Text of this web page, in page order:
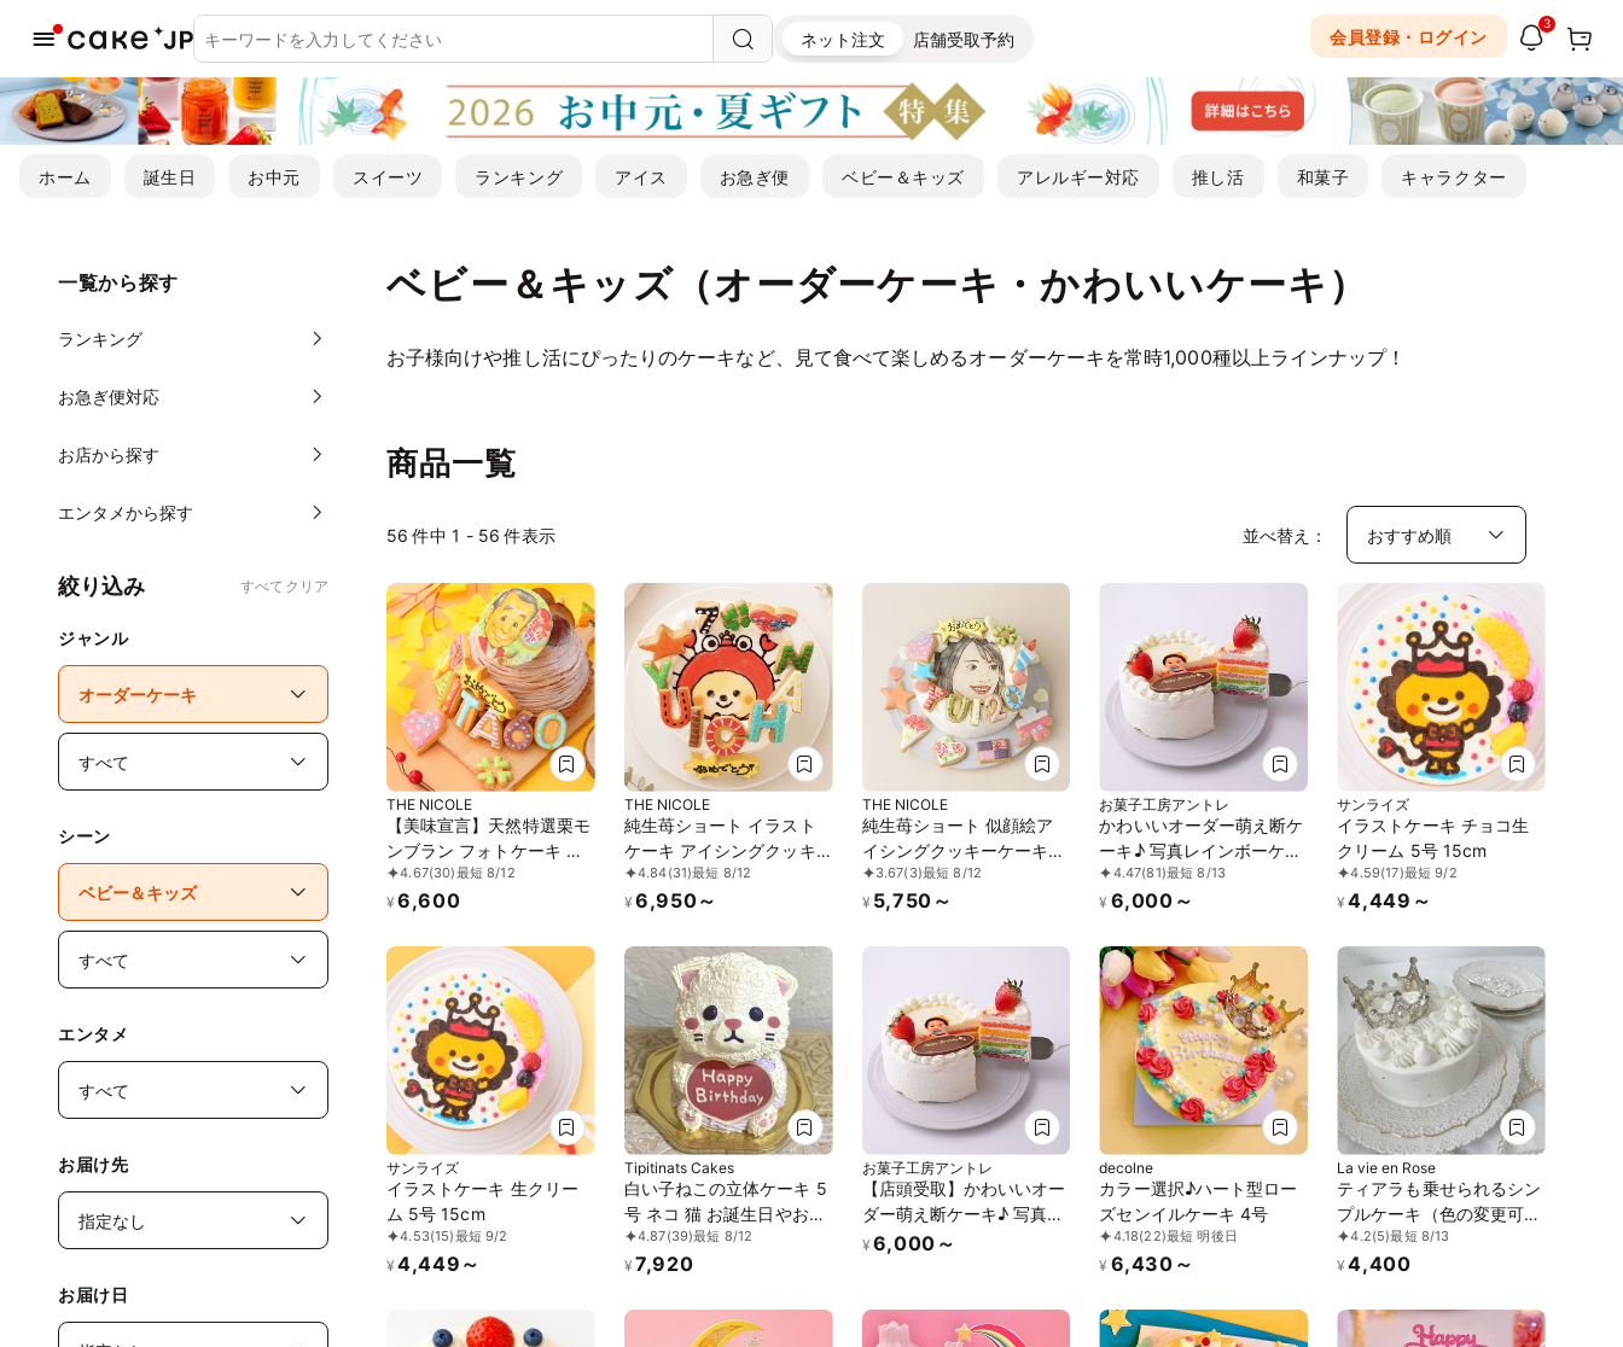
ネット注文 店舗受取予約 会員登録・ログイン
3
ホーム 誕生日 お中元 スイーツ ランキング アイス お急ぎ便 ベビー＆キッズ アレルギー対応 推し活 和菓子 キャラクター
ベビー＆キッズ（オーダーケーキ・かわいいケーキ）
お子様向けや推し活にぴったりのケーキなど、見て食べて楽しめるオーダーケーキを常時1,000種以上ラインナップ！
一覧から探す
ランキング
お急ぎ便対応
お店から探す
エンタメから探す
絞り込み すべてクリア
ジャンル
シーン
エンタメ
お届け先
お届け日
商品一覧
56 件中 1 - 56 件表示 並べ替え：
THE NICOLE
【美味宣言】天然特選栗モ
ンブラン フォトケーキ ア
イシングクッキーケーキ
文字入りアイシング 写真
なイラストも人気です】
4.67(30)最短 8/12
¥ 6,600
THE NICOLE
純生苺ショート イラスト
ケーキ アイシングクッキ
ーケーキ 4号 12cm ギフト
に最適
4.84(31)最短 8/12
¥ 6,950～
THE NICOLE
純生苺ショート 似顔絵ア
イシングクッキーケーキ
イラストケーキ 4号 ギフト
に最適
3.67(3)最短 8/12
¥ 5,750～
お菓子工房アントレ
かわいいオーダー萌え断ケ
ーキ♪ 写真レインボーケー
キ 5号 15cm
4.47(81)最短 8/13
¥ 6,000～
サンライズ
イラストケーキ チョコ生
クリーム 5号 15cm
4.59(17)最短 9/2
¥ 4,449～
サンライズ
イラストケーキ 生クリー
ム 5号 15cm
4.53(15)最短 9/2
¥ 4,449～
Tipitinats Cakes
白い子ねこの立体ケーキ 5
号 ネコ 猫 お誕生日やお祝
いに 動物ケーキ
4.87(39)最短 8/12
¥ 7,920
お菓子工房アントレ
【店頭受取】かわいいオー
ダー萌え断ケーキ♪ 写真レ
インボーケーキ 5号 15cm
¥ 6,000～
decolne
カラー選択♪ハート型ロー
ズセンイルケーキ 4号
4.18(22)最短 明後日
¥ 6,430～
La vie en Rose
ティアラも乗せられるシン
プルケーキ（色の変更可
能） 4号
4.2(5)最短 8/13
¥ 4,400